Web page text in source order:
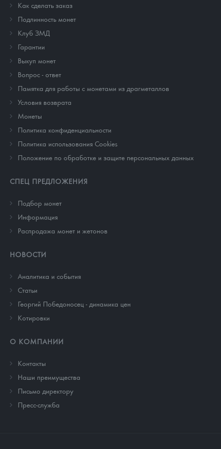
Как сделать заказ
Подлинность монет
Клуб ЗМД
Гарантии
Выкуп монет
Вопрос - ответ
Памятка для работы с монетами из драгметаллов
Условия возврата
Монеты
Политика конфиденциальности
Политика использования Cookies
Положение по обработке и защите персональных данных
СПЕЦ ПРЕДЛОЖЕНИЯ
Подбор монет
Информация
Распродажа монет и жетонов
НОВОСТИ
Аналитика и события
Cтатьи
Георгий Победоносец - динамика цен
Котировки
О КОМПАНИИ
Контакты
Наши преимущества
Письмо директору
Пресс-служба